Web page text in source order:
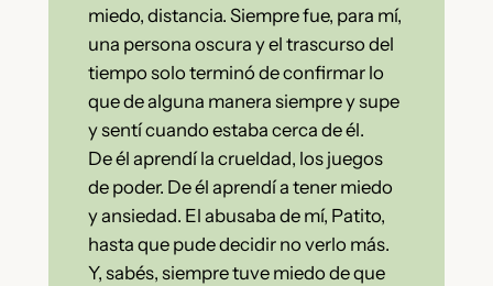
miedo, distancia. Siempre fue, para mí,
una persona oscura y el trascurso del
tiempo solo terminó de confirmar lo
que de alguna manera siempre y supe
y sentí cuando estaba cerca de él.
De él aprendí la crueldad, los juegos
de poder. De él aprendí a tener miedo
y ansiedad. El abusaba de mí, Patito,
hasta que pude decidir no verlo más.
Y, sabés, siempre tuve miedo de que